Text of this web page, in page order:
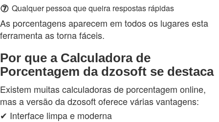
⑦ Qualquer pessoa que queira respostas rápidas
As porcentagens aparecem em todos os lugares esta
ferramenta as torna fáceis.
Por que a Calculadora de
Porcentagem da dzosoft se destaca
Existem muitas calculadoras de porcentagem online,
mas a versão da dzosoft oferece várias vantagens:
✔ Interface limpa e moderna